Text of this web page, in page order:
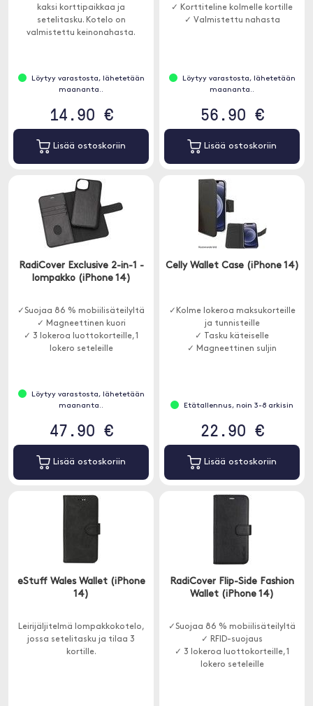
kaksi korttipaikkaa ja
setelitasku. Kotelo on
valmistettu keinonahasta.
Löytyy varastosta, lähetetään
maananta..
14.90 €
Lisää ostoskoriin
✓ Korttiteline kolmelle kortille
✓ Valmistettu nahasta
Löytyy varastosta, lähetetään
maananta..
56.90 €
Lisää ostoskoriin
RadiCover Exclusive 2-in-1 -
lompakko (iPhone 14)
✓Suojaa 86 % mobiilisäteilyltä
✓ Magneettinen kuori
✓ 3 lokeroa luottokorteille, 1
lokero seteleille
Löytyy varastosta, lähetetään
maananta..
47.90 €
Lisää ostoskoriin
Celly Wallet Case (iPhone 14)
✓Kolme lokeroa maksukorteille
ja tunnisteille
✓ Tasku käteiselle
✓ Magneettinen suljin
Etätallennus, noin 3-8 arkisin
22.90 €
Lisää ostoskoriin
eStuff Wales Wallet (iPhone
14)
Leirijäljitelmä lompakkokotelo,
jossa setelitasku ja tilaa 3
kortille.
RadiCover Flip-Side Fashion
Wallet (iPhone 14)
✓Suojaa 86 % mobiilisäteilyltä
✓ RFID-suojaus
✓ 3 lokeroa luottokorteille, 1
lokero seteleille